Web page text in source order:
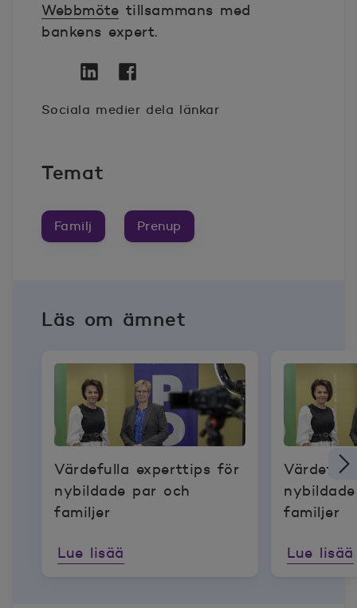
Webbmöte tillsammans med
bankens expert.
Sociala medier dela länkar
Temat
Familj Prenup
Läs om ämnet
Värdefulla experttips för
nybildade par och
familjer
Lue lisää
familjer
Lue lisää